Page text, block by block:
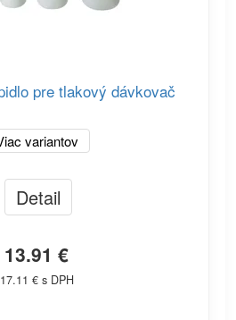
pre tlakový dávkovač
variantov
Detail
13.91 €
17.11 € s DPH